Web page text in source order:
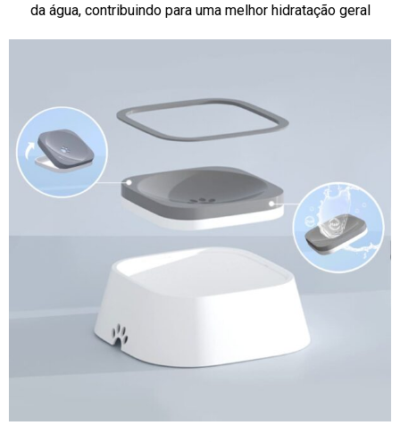
da água, contribuindo para uma melhor hidratação geral